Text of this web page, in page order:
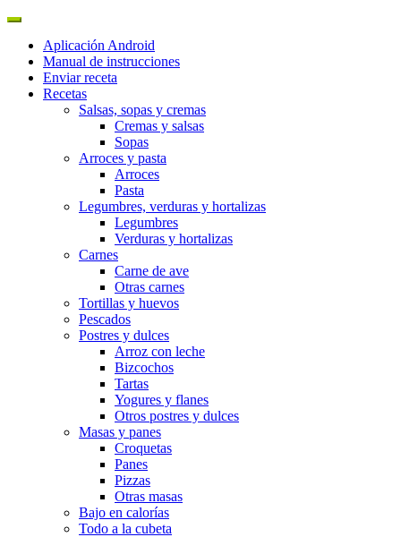
Aplicación Android
Manual de instrucciones
Enviar receta
Recetas
Salsas, sopas y cremas
Cremas y salsas
Sopas
Arroces y pasta
Arroces
Pasta
Legumbres, verduras y hortalizas
Legumbres
Verduras y hortalizas
Carnes
Carne de ave
Otras carnes
Tortillas y huevos
Pescados
Postres y dulces
Arroz con leche
Bizcochos
Tartas
Yogures y flanes
Otros postres y dulces
Masas y panes
Croquetas
Panes
Pizzas
Otras masas
Bajo en calorías
Todo a la cubeta